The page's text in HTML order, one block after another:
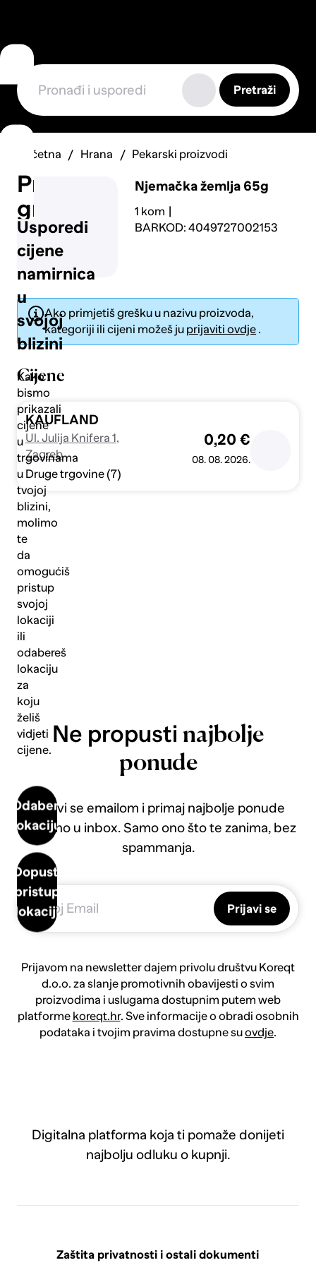
Usporedi
cijene
namirnica
u
svojoj
blizini
Kako
bismo
prikazali
cijene
u
trgovinama
u
tvojoj
blizini,
molimo
te
da
omogućiš
pristup
svojoj
lokaciji
ili
odabereš
lokaciju
za
koju
želiš
vidjeti
cijene.
Odaberi
lokaciju
Dopusti
pristup
lokaciji
Prijavi
grešku
Pošalji
Pretraži
Početna Hrana Pekarski proizvodi
Njemačka žemlja 65g
1 kom
BARKOD: 4049727002153
Ako primjetiš grešku u nazivu proizvoda,
kategoriji ili cijeni možeš ju prijaviti ovdje .
Cijene
KAUFLAND
Ul. Julija Knifera 1,
Zagreb
Druge trgovine (7)
0,20 €
08. 08. 2026.
Ne propusti najbolje
ponude
Prijavi se emailom i primaj najbolje ponude
direktno u inbox. Samo ono što te zanima, bez
spammanja.
Prijavi se
Prijavom na newsletter dajem privolu društvu Koreqt
d.o.o. za slanje promotivnih obavijesti o svim
proizvodima i uslugama dostupnim putem web
platforme koreqt.hr. Sve informacije o obradi osobnih
podataka i tvojim pravima dostupne suovdje.
Digitalna platforma koja ti pomaže donijeti
najbolju odluku o kupnji.
Zaštita privatnosti i ostali dokumenti